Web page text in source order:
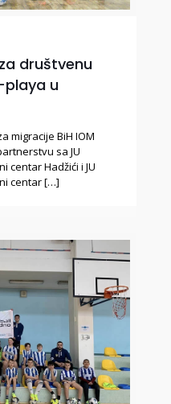
društvenu
playa u
migracije BiH IOM
sa JU
centar Hadžići i JU
centar[…]